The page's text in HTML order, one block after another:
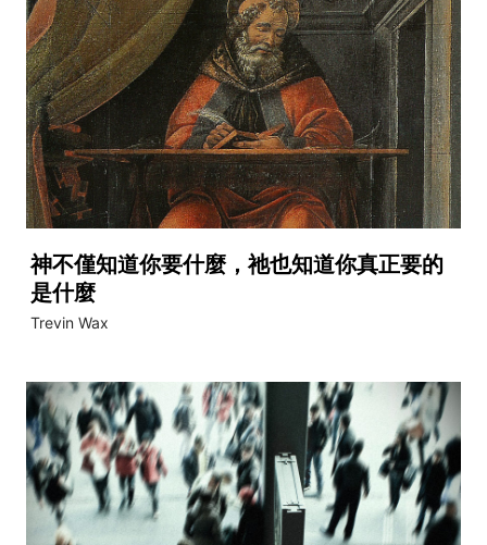
神不僅知道你要什麼，祂也知道你真正要的
是什麼
Trevin Wax